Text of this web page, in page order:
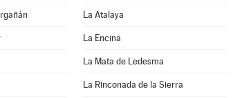
La Atalaya
La Encina
La Mata de Ledesma
La Rinconada de la Sierra